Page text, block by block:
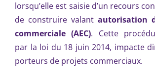
lorsqu’elle est saisie d’un recours
de construire valant autorisation
commerciale (AEC). Cette
par la loi du 18 juin 2014, impacte
porteurs de projets commerciaux.